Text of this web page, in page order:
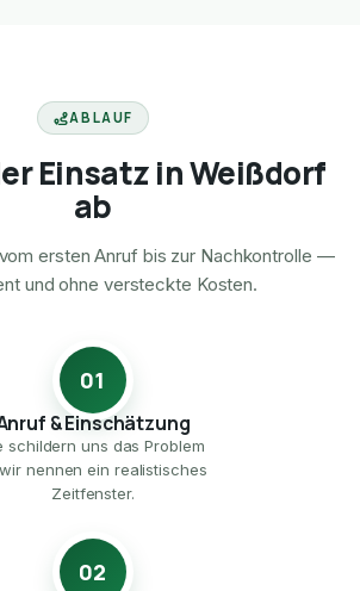
ABLAUF
Einsatz in Weißdorf
ab
ersten Anruf bis zur Nachkontrolle —
und ohne versteckte Kosten.
01
& Einschätzung
schildern uns das Problem
nennen ein realistisches
Zeitfenster.
02